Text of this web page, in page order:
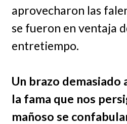
aprovecharon las
se fueron en ventaja
entretiempo.
Un brazo demasiado
la fama que nos
mañoso se